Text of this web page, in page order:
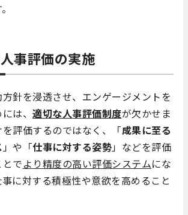
事評価の実施
針を浸透させ、エンゲージメントを
は、 適切な人事評価制度が欠かせま
評価するのではなく、「成果に至る
」や「仕事に対する姿勢」などを評価
でより精度の高い評価システムにな
に対する積極性や意欲を高めること